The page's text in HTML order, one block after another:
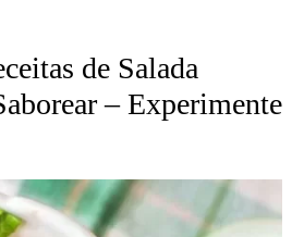
de Salada
– Experimente